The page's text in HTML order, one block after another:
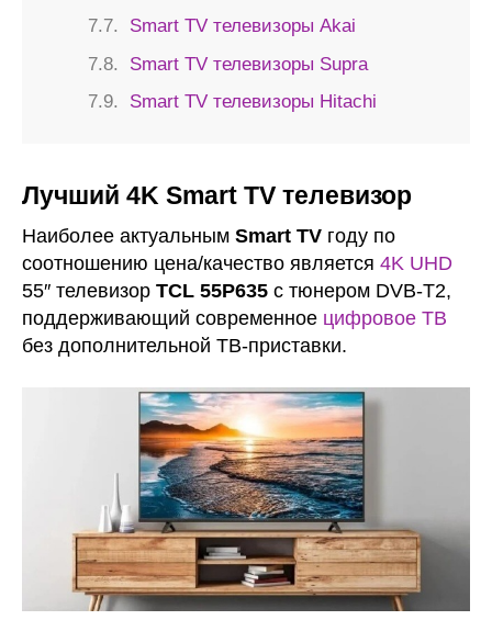
Smart TV телевизоры Akai
Smart TV телевизоры Supra
Smart TV телевизоры Hitachi
Лучший 4K Smart TV телевизор
Наиболее актуальным Smart TV году по
соотношению цена/качество является 4K UHD
55″ телевизор TCL 55P635 с тюнером DVB-T2,
поддерживающий современное цифровое ТВ
без дополнительной ТВ-приставки.